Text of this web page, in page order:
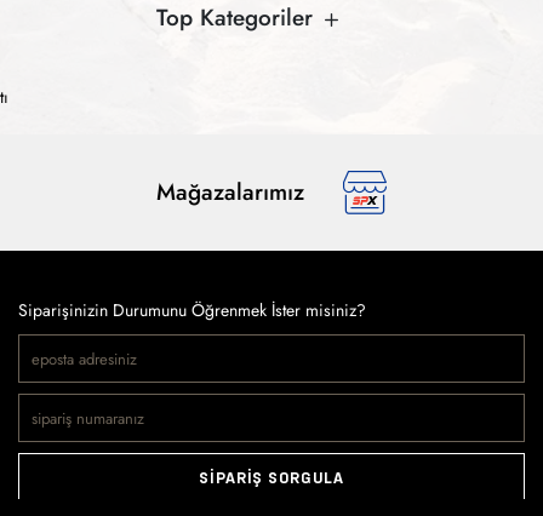
Top Kategoriler
Mağazalarımız
Siparişinizin Durumunu Öğrenmek İster misiniz?
SİPARİŞ SORGULA